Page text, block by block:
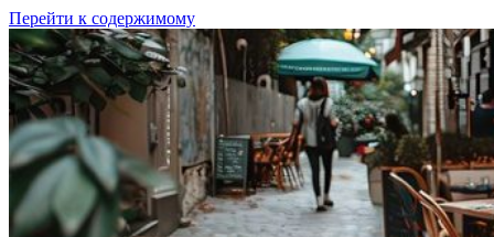
Перейти к содержимому